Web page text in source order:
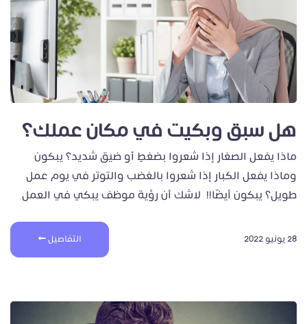
هل سبق وبكيت في مكان عملك؟
ماذا يفعل الصغار إذا شعروا بضغطٍ أو ضيق شديد؟ يبكون
وماذا يفعل الكبار إذا شعروا بالغضب والتوتر في يوم عمل
طويل؟ يبكون أيضًا!! لاشك أن رؤية موظف يبكي في العمل
28 يونيو 2022 التفاصيل